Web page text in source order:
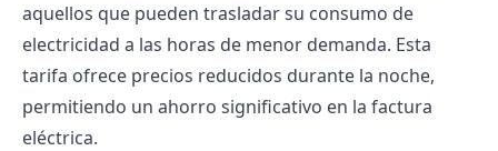
aquellos que pueden trasladar su consumo de
electricidad a las horas de menor demanda. Esta
tarifa ofrece precios reducidos durante la noche,
permitiendo un ahorro significativo en la factura
eléctrica.